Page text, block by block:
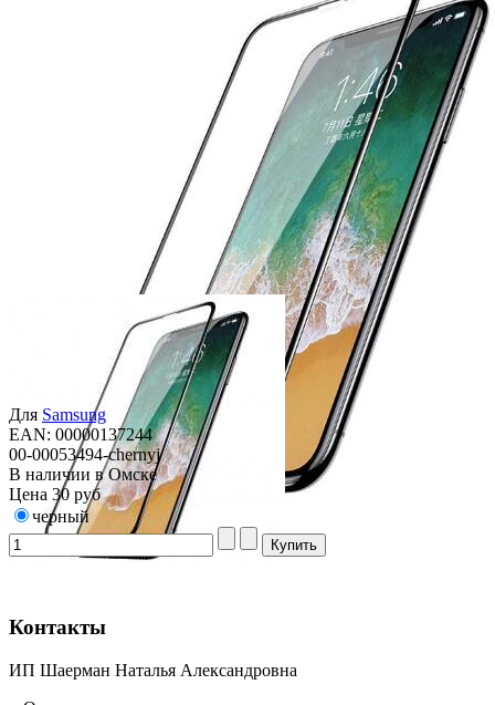
Для Samsung
EAN: 00000137244
00-00053494-chernyj
В наличии в Омске
Цена 30 руб
черный
Контакты
ИП Шаерман Наталья Александровна